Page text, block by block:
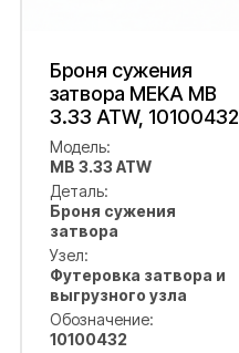
Броня сужения
затвора MEKA MB
3.33 ATW, 10100432
Модель:
MB 3.33 ATW
Деталь:
Броня сужения
затвора
Узел:
Футеровка затвора и
выгрузного узла
Обозначение:
10100432